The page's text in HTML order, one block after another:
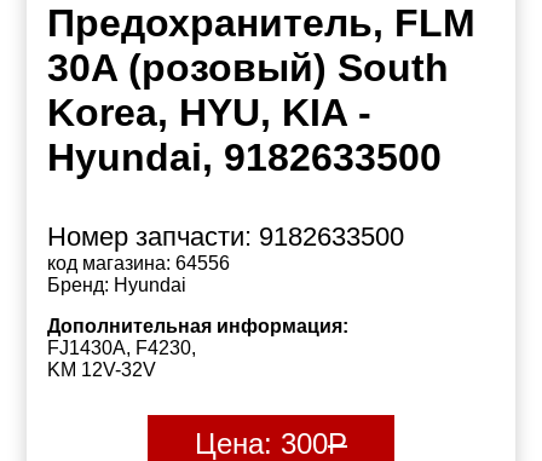
Предохранитель, FLM
30A (розовый) South
Korea, HYU, KIA -
Hyundai, 9182633500
Номер запчасти: 9182633500
код магазина: 64556
Бренд: Hyundai
Дополнительная информация:
FJ1430A, F4230,
KM 12V-32V
Цена: 300Р